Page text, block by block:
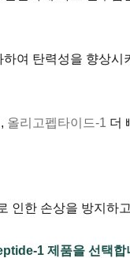
여 탄력성을 향상
올리고펩타이드-1 더
인한 손상을 방지하
1 제품을 선택합